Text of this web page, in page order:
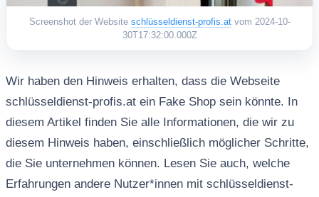
Screenshot der Website schlüsseldienst-profis.atvom 2024-10-
30T17:32:00.000Z
Wir haben den Hinweis erhalten, dass die Webseite
schlüsseldienst-profis.at ein Fake Shop sein könnte. In
diesem Artikel finden Sie alle Informationen, die wir zu
diesem Hinweis haben, einschließlich möglicher Schritte,
die Sie unternehmen können. Lesen Sie auch, welche
Erfahrungen andere Nutzer*innen mit schlüsseldienst-